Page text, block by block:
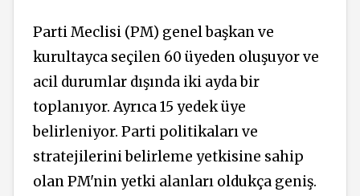
Parti Meclisi (PM) genel başkan ve
kurultayca seçilen 60 üyeden oluşuyor ve
acil durumlar dışında iki ayda bir
toplanıyor. Ayrıca 15 yedek üye
belirleniyor. Parti politikaları ve
stratejilerini belirleme yetkisine sahip
olan PM'nin yetki alanları oldukça geniş.